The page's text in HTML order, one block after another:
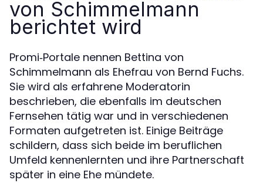
von Schimmelmann
berichtet wird
Promi‑Portale nennen Bettina von
Schimmelmann als Ehefrau von Bernd Fuchs.
Sie wird als erfahrene Moderatorin
beschrieben, die ebenfalls im deutschen
Fernsehen tätig war und in verschiedenen
Formaten aufgetreten ist. Einige Beiträge
schildern, dass sich beide im beruflichen
Umfeld kennenlernten und ihre Partnerschaft
später in eine Ehe mündete.